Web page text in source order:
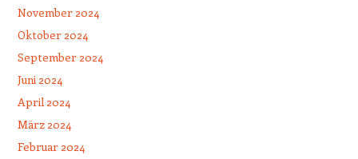
November 2024
Oktober 2024
September 2024
Juni 2024
April 2024
März 2024
Februar 2024